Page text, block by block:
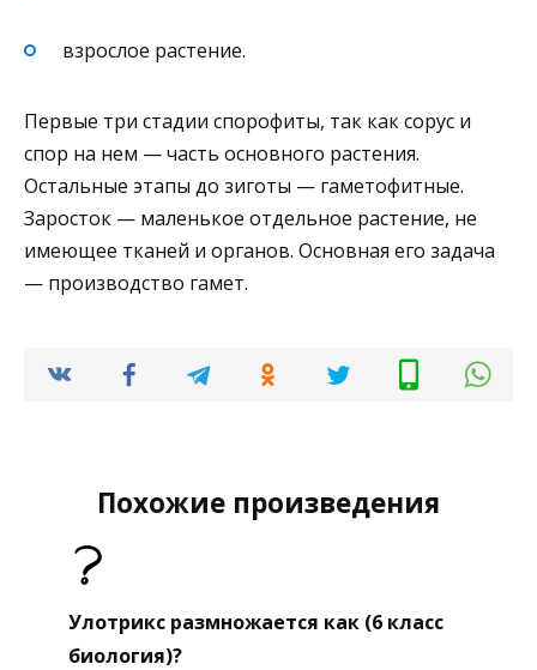
взрослое растение.
Первые три стадии спорофиты, так как сорус и
спор на нем — часть основного растения.
Остальные этапы до зиготы — гаметофитные.
Заросток — маленькое отдельное растение, не
имеющее тканей и органов. Основная его задача
— производство гамет.
Похожие произведения
Улотрикс размножается как (6 класс
биология)?